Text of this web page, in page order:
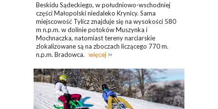
Beskidu Sądeckiego, w południowo-wschodniej
części Małopolski niedaleko Krynicy. Sama
miejscowość Tylicz znajduje się na wysokości 580
m n.p.m. w dolinie potoków Muszynka i
Mochnaczka, natomiast tereny narciarskie
zlokalizowane są na zboczach liczącego 770 m.
n.p.m. Bradowca. więcej